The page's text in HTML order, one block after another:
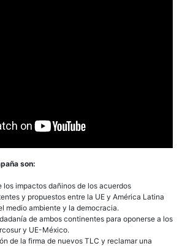
son:
los impactos dañinos de los acuerdos
y propuestos entre la UE y América Latina
medio ambiente y la democracia.
de ambos continentes para oponerse a los
y UE-México.
de la firma de nuevos TLC y reclamar una